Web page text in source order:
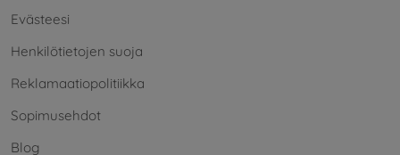
Evästeesi
Henkilötietojen suoja
Reklamaatiopolitiikka
Sopimusehdot
Blog